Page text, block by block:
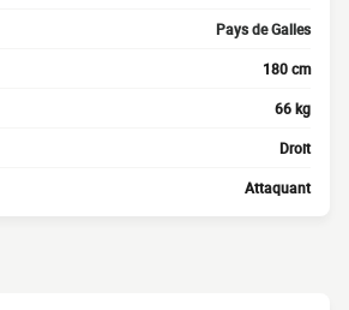
Pays de Galles
180 cm
66 kg
Droit
Attaquant